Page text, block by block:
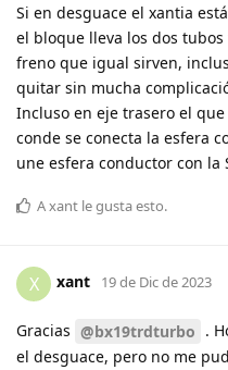
Si en desguace el xantia
el bloque lleva los dos
freno que igual sirven,
quitar sin mucha
Incluso en eje trasero el
conde se conecta la esfera
une esfera conductor con la
Axant le gusta esto.
X xant 19 de Dic de 2023
Gracias @bx19trdturbo .
el desguace, pero no me